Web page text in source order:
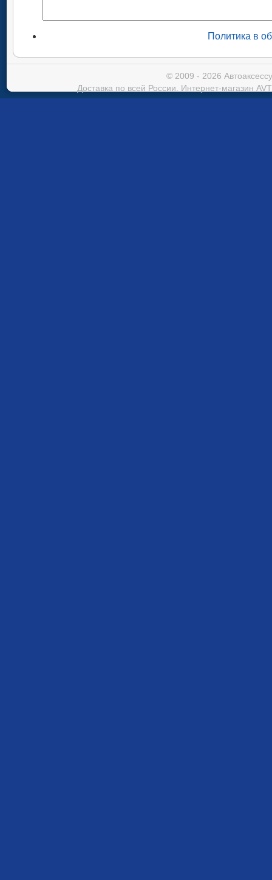
Политика в
© 2009 - 2026
Доставка по всей России. Интернет-магазин